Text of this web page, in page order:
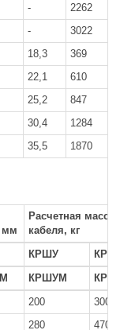
- 2262
- 3022
18,3 369
22,1 610
25,2 847
30,4 1284
35,5 1870
мм
Расчетная масса
кабеля, кг
КРШУ
КРШУМ
200
300
280 470